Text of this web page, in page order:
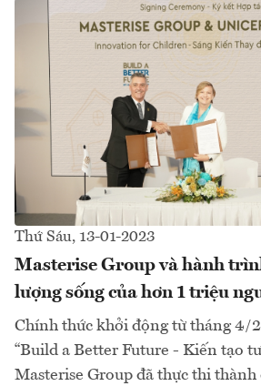
Thứ Sáu, 13-01-2023
Masterise Group và hành
lượng sống của hơn 1 triệu
Chính thức khởi động từ tháng 4/
“Build a Better Future - Kiến tạo
Masterise Group đã thực thi thành